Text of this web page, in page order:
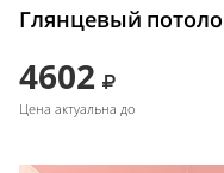
Глянцевый
4602
Цена актуальна до